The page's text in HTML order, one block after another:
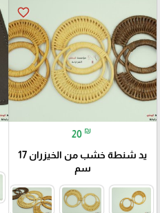
favorite_border
20 ₪
يد شنطة خشب من الخيزران 17
سم